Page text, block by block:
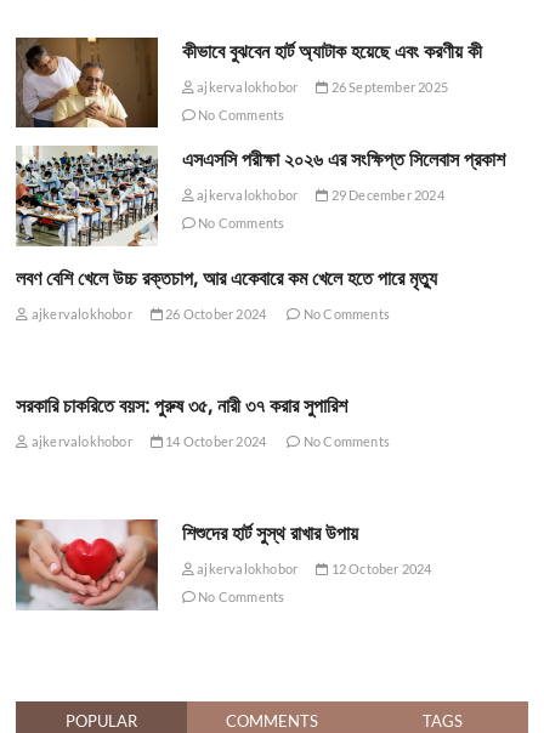
কীভাবে বুঝবেন হার্ট অ্যাটাক হয়েছে এবং করণীয় কী
ajkervalokhobor
26 September 2025
No Comments
এসএসসি পরীক্ষা ২০২৬ এর সংক্ষিপ্ত সিলেবাস প্রকাশ
ajkervalokhobor
29 December 2024
No Comments
লবণ বেশি খেলে উচ্চ রক্তচাপ, আর একেবারে কম খেলে হতে পারে মৃত্যু
ajkervalokhobor 26 October 2024 No Comments
সরকারি চাকরিতে বয়স: পুরুষ ৩৫, নারী ৩৭ করার সুপারিশ
ajkervalokhobor 14 October 2024 No Comments
শিশুদের হার্ট সুস্থ রাখার উপায়
ajkervalokhobor
12 October 2024
No Comments
POPULAR COMMENTS TAGS